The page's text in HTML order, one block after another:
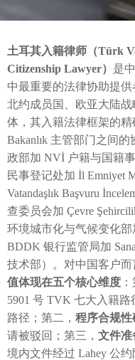
土耳其入籍律师（Türk
Citizenship Lawyer） 是
中最重要的法律协助提供
北约成员国、欧亚大陆
体，其入籍法律框架的
Bakanlık 主管部门之间的
政部加 NVİ 户籍与国籍
民事登记处加 İl Emniyet
Vatandaşlık Başvuru
查委员会加 Çevre
环境城市化与气候变化
BDDK 银行监管局加
技术部）。对中国客户而
值体现在五个核心维度
5901 号 TVK 七大入籍
路径；第二， 程序合规性
请被驳回；第三， 文件准
境内文件经过 Lahey 公